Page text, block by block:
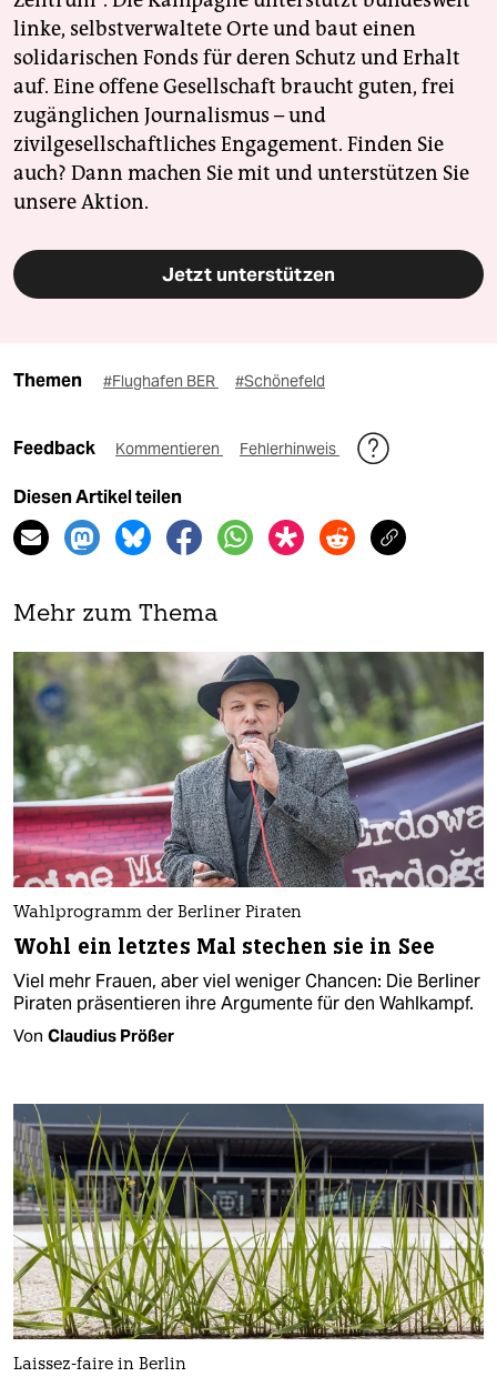
linke, selbstverwaltete Orte und baut einen
solidarischen Fonds für deren Schutz und Erhalt
auf. Eine offene Gesellschaft braucht guten, frei
zugänglichen Journalismus – und
zivilgesellschaftliches Engagement. Finden Sie
auch? Dann machen Sie mit und unterstützen Sie
unsere Aktion.
Jetzt unterstützen
Themen #Flughafen BER #Schönefeld
Feedback Kommentieren Fehlerhinweis
Diesen Artikel teilen
Mehr zum Thema
Wahlprogramm der Berliner Piraten
Wohl ein letztes Mal stechen sie in See
Viel mehr Frauen, aber viel weniger Chancen: Die Berliner
Piraten präsentieren ihre Argumente für den Wahlkampf.
Von Claudius Prößer
Laissez-faire in Berlin